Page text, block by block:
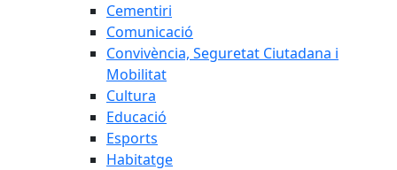
Cementiri
Comunicació
Convivència, Seguretat Ciutadana i
Mobilitat
Cultura
Educació
Esports
Habitatge